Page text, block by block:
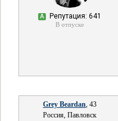
А Репутация: 641
В отпуске
Grey Beardan, 43
Россия, Павловск